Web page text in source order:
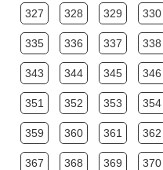
327 328 329 330
335 336 337 338
343 344 345 346
351 352 353 354
359 360 361 362
367 368 369 370